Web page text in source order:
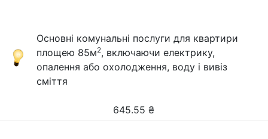
Основні комунальні послуги для квартири
площею 85м2, включаючи електрику,
опалення або охолодження, воду і вивіз
сміття
645.55 ₴